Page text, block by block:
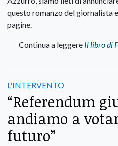
questo romanzo del giornalista
pagine.
Continua a leggere Il libro di
L'INTERVENTO
“Referendum
andiamo a
futuro”